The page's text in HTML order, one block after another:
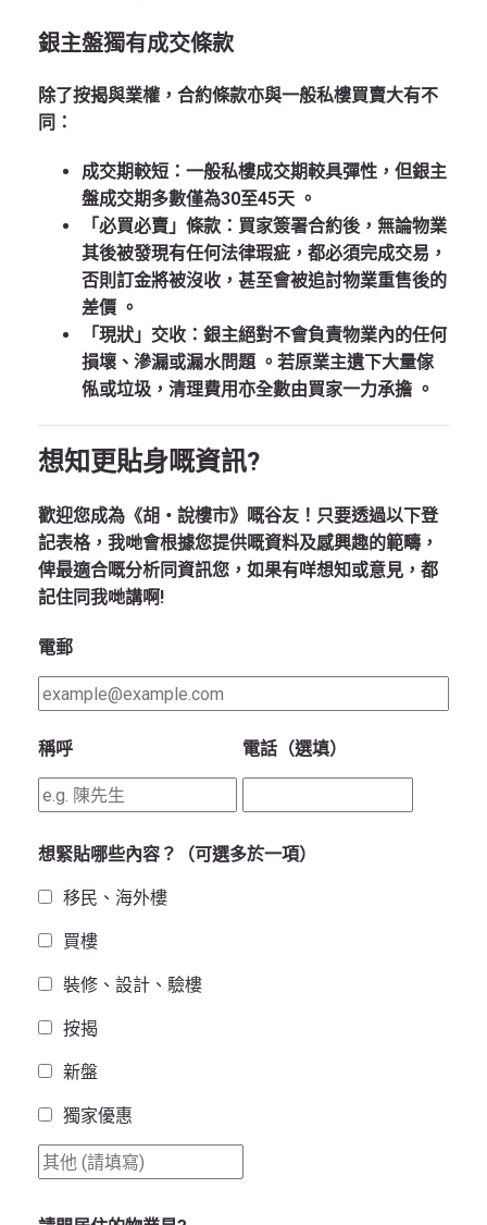
銀主盤獨有成交條款
除了按揭與業權，合約條款亦與一般私樓買賣大有不
同：
成交期較短 ：一般私樓成交期較具彈性，但銀主
盤成交期多數僅為30至45天 。
「必買必賣」條款 ：買家簽署合約後，無論物業
其後被發現有任何法律瑕疵，都必須完成交易，
否則訂金將被沒收，甚至會被追討物業重售後的
差價 。
「現狀」交收 ：銀主絕對不會負責物業內的任何
損壞、滲漏或漏水問題 。若原業主遺下大量傢
俬或垃圾，清理費用亦全數由買家一力承擔 。
想知更貼身嘅資訊?
歡迎您成為《胡‧說樓市》嘅谷友！只要透過以下登
記表格，我哋會根據您提供嘅資料及感興趣的範疇，
俾最適合嘅分析同資訊您，如果有咩想知或意見，都
記住同我哋講啊!
電郵
稱呼 電話（選填）
想緊貼哪些內容？（可選多於一項）
移民、海外樓
買樓
裝修、設計、驗樓
按揭
新盤
獨家優惠